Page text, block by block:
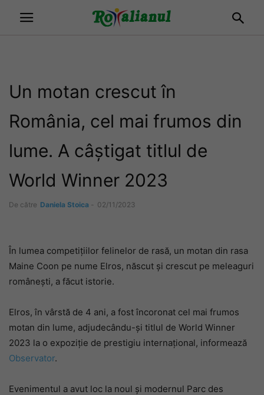
Un motan crescut în
România, cel mai frumos din
lume. A câștigat titlul de
World Winner 2023
De către Daniela Stoica - 02/11/2023
În lumea competițiilor felinelor de rasă, un motan din rasa
Maine Coon pe nume Elros, născut și crescut pe meleaguri
românești, a făcut istorie.
Elros, în vârstă de 4 ani, a fost încoronat cel mai frumos
motan din lume, adjudecându-și titlul de World Winner
2023 la o expoziție de prestigiu internațional, informează
Observator.
Evenimentul a avut loc la noul și modernul Parc des